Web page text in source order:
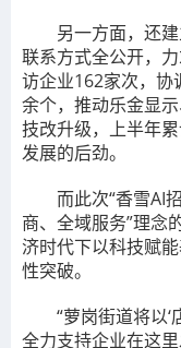
另一方面，还建
联系方式全公开，
访企业162家次，协
余个，推动乐金显
技改升级，上半年
发展的后劲。
而此次“香雪AI招
商、全域服务”理念
济时代下以科技赋
性突破。
“萝岗街道将以‘
全力支持企业在这